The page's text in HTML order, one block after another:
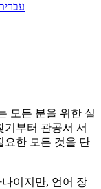
모든 분을 위한 실
기부터 관공서 서
한 모든 것을 단
이지만, 언어 장